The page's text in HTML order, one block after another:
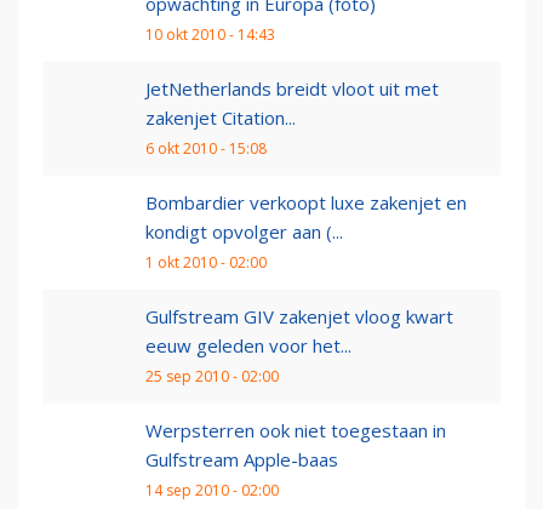
10 okt 2010 - 14:43
JetNetherlands breidt vloot uit met
zakenjet Citation...
6 okt 2010 - 15:08
Bombardier verkoopt luxe zakenjet en
kondigt opvolger aan (...
1 okt 2010 - 02:00
Gulfstream GIV zakenjet vloog kwart
eeuw geleden voor het...
25 sep 2010 - 02:00
Werpsterren ook niet toegestaan in
Gulfstream Apple-baas
14 sep 2010 - 02:00